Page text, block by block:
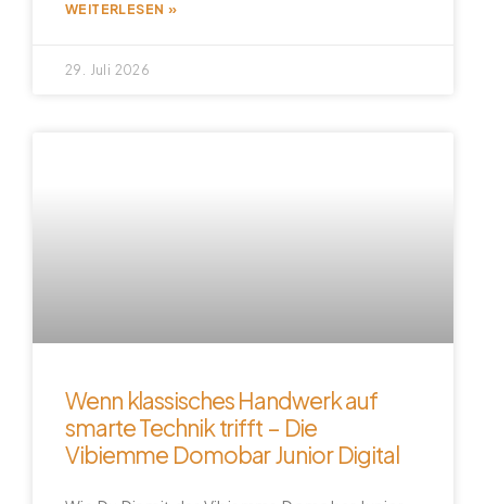
WEITERLESEN »
29. Juli 2026
Wenn klassisches Handwerk auf
smarte Technik trifft – Die
Vibiemme Domobar Junior Digital